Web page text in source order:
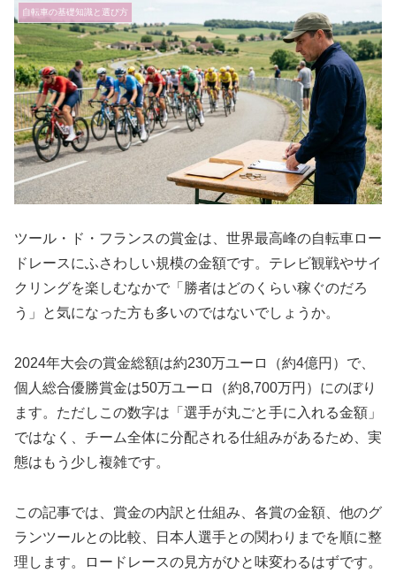
自転車の基礎知識と選び方
ツール・ド・フランスの賞金は、世界最高峰の自転車ロー
ドレースにふさわしい規模の金額です。テレビ観戦やサイ
クリングを楽しむなかで「勝者はどのくらい稼ぐのだろ
う」と気になった方も多いのではないでしょうか。
2024年大会の賞金総額は約230万ユーロ（約4億円）で、
個人総合優勝賞金は50万ユーロ（約8,700万円）にのぼり
ます。ただしこの数字は「選手が丸ごと手に入れる金額」
ではなく、チーム全体に分配される仕組みがあるため、実
態はもう少し複雑です。
この記事では、賞金の内訳と仕組み、各賞の金額、他のグ
ランツールとの比較、日本人選手との関わりまでを順に整
理します。ロードレースの見方がひと味変わるはずです。